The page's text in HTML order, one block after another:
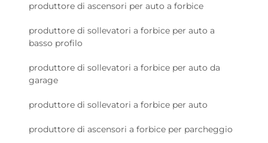
produttore di ascensori per auto a forbice
produttore di sollevatori a forbice per auto a
basso profilo
produttore di sollevatori a forbice per auto da
garage
produttore di sollevatori a forbice per auto
produttore di ascensori a forbice per parcheggio